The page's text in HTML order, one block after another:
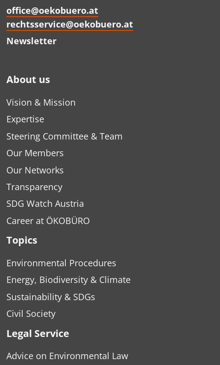
office@oekobuero.at
rechtsservice@oekobuero.at
Newsletter
About us
Vision & Mission
Expertise
Steering Committee & Team
Our Members
Our Networks
Transparency
SDG Watch Austria
Career at ÖKOBÜRO
Topics
Environmental Procedures
Energy, Biodiversity & Climate
Sustainability & SDGs
Civil Society
Legal Service
Advice on Environmental Law